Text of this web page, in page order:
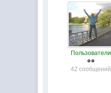
Пользователи
42 сообщений